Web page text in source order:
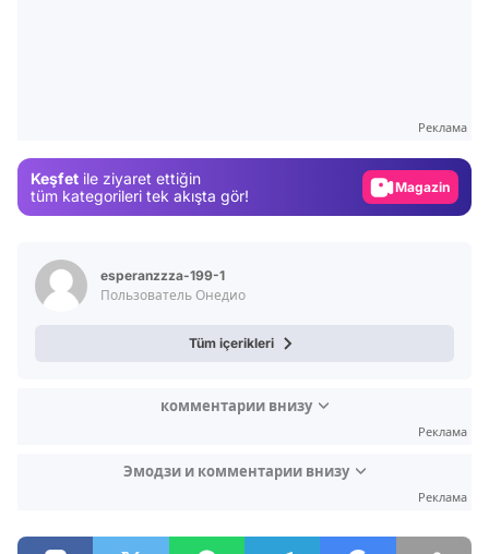
Реклама
Keşfet ile ziyaret ettiğin
tüm kategorileri tek akışta gör!
Magazin
esperanzzza-199-1
Пользователь Онедио
Tüm içerikleri
комментарии внизу
Реклама
Эмодзи и комментарии внизу
Реклама